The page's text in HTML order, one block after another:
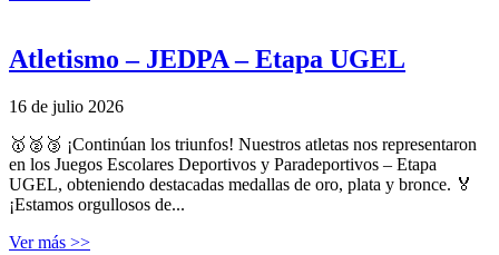
Atletismo – JEDPA – Etapa UGEL
16 de julio 2026
🥇🥈🥉 ¡Continúan los triunfos! Nuestros atletas nos representaron
en los Juegos Escolares Deportivos y Paradeportivos – Etapa
UGEL, obteniendo destacadas medallas de oro, plata y bronce. 🏅
¡Estamos orgullosos de...
Ver más >>